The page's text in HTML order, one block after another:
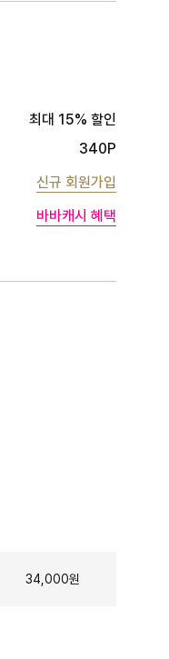
최대 15% 할인
1%
340P
신규 회원가입
바바캐시 혜택
34,000원